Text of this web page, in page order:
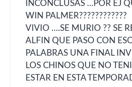
INCONCLUSAS …POR EJ
WIN PALMER????????????
VIVIO ….SE MURIO ?? SE
ALFIN QUE PASO CON
PALABRAS UNA FINAL
LOS CHINOS QUE NO
ESTAR EN ESTA